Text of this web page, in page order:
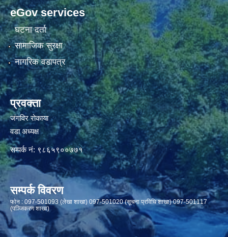
eGov services
घटना दर्ता
सामाजिक सुरक्षा
नागरिक वडापत्र
प्रवक्ता
जंगविर रोकाया
वडा अध्यक्ष
सम्पर्क नं: ९८६५९००७७१
सम्पर्क विवरण
फाेन : 097-501093 (लेखा शाखा) 097-501020 (सूचना प्रविधि शाखा) 097-501117
(पञ्जिकरण शाखा)